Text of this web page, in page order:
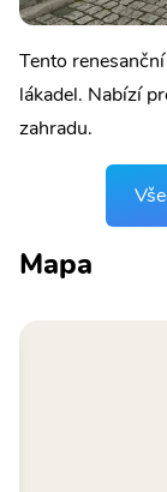
Tento
lákadel. Nabízí
zahradu.
Mapa